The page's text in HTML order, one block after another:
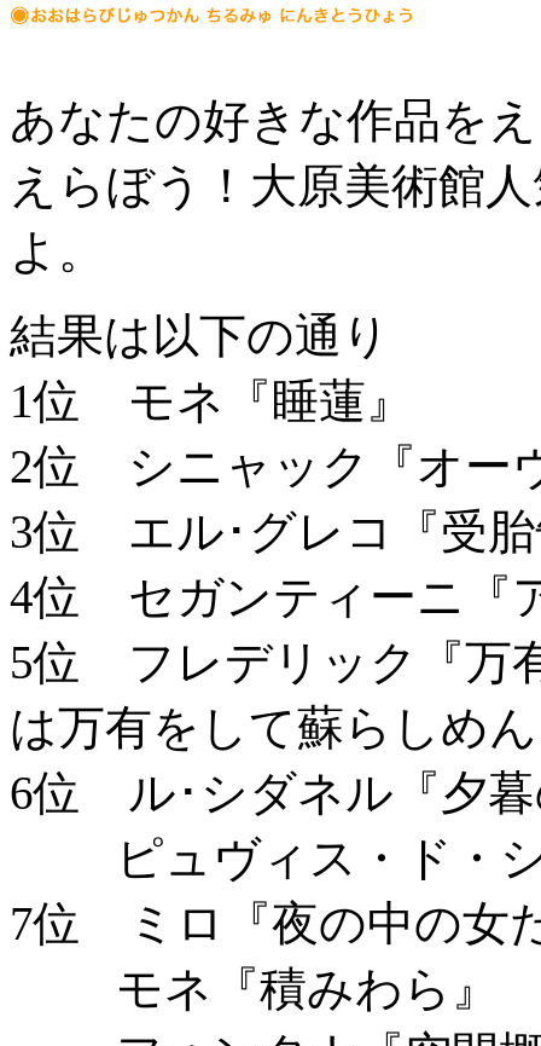
あなたの好きな作品を
えらぼう！大原美術館
よ。
結果は以下の通り
1位 モネ『睡蓮』
2位 シニャック『オー
3位 エル･グレコ『受
4位 セガンティーニ『
5位 フレデリック『万
は万有をして蘇らしめ
6位 ル･シダネル『夕暮
ピュヴィス・ド・シ
7位 ミロ『夜の中の女
モネ『積みわら』